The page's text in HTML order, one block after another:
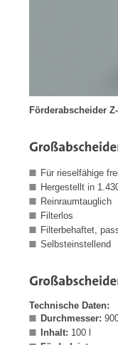
Förderabscheider
Für rieselfähige
Hergestellt in
Reinraumtauglich
Filterlos
Filterbehaftet,
Selbsteinstellend
Technische Daten:
Durchmesser:
Inhalt: 100 l